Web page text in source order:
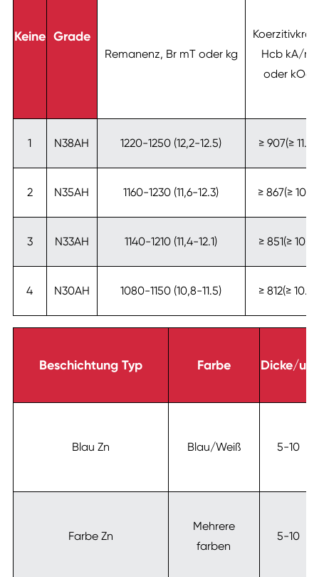
Keine Grade
Remanenz, Br mT oder kg
Hcb kA/m
oder kOe
1 N38AH 1220-1250 (12,2-12.5) ≥ 907(≥ 11.4)
2 N35AH 1160-1230 (11,6-12.3) ≥ 867(≥ 10.9)
3 N33AH 1140-1210 (11,4-12.1) ≥ 851(≥ 10.7)
4 N30AH 1080-1150 (10,8-11.5) ≥ 812(≥ 10.2)
Beschichtung Typ Farbe Dicke/um
Blau Zn Blau/Weiß 5-10
Farbe Zn
Mehrere
farben
5-10